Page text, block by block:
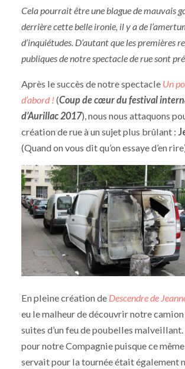
Cela pourrait être une blague de mauvais
derrière cette belle ironie, il y a de
d’inquiétudes. D’autant que les premières
publiques de notre spectacle de rue sont
Après le succès de notre spectacle Un
d’abord ! (Coup de cœur du festival
d’Aurillac 2017), nous nous attaquons
création de rue à un sujet plus brûlant :
(Quand on vous dit qu’on essaye d’en
En pleine création de Descendre de
eu le malheur de découvrir notre
suites d’un feu de poubelles malveillant.
pour notre Compagnie puisque ce
servait pour la tournée était également